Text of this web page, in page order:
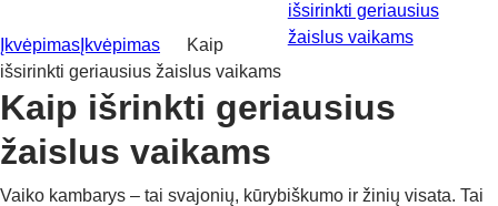
Įkvėpimas Įkvėpimas
Kaip
išsirinkti geriausius žaislus vaikams
išsirinkti geriausius
žaislus vaikams
Kaip išrinkti geriausius
žaislus vaikams
Vaiko kambarys – tai svajonių, kūrybiškumo ir žinių visata. Tai